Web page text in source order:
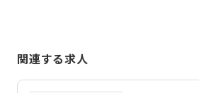
関連する求人